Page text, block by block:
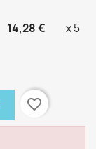
14,28 € x 5
favorite_border